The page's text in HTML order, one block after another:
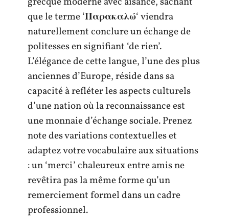
que le terme ‘Παρακαλώ‘ viendra
naturellement conclure un échange de
politesses en signifiant ‘de rien’.
L’élégance de cette langue, l’une des plus
anciennes d’Europe, réside dans sa
capacité à refléter les aspects culturels
d’une nation où la reconnaissance est
une monnaie d’échange sociale. Prenez
note des variations contextuelles et
adaptez votre vocabulaire aux situations
: un ‘merci’ chaleureux entre amis ne
revêtira pas la même forme qu’un
remerciement formel dans un cadre
professionnel.